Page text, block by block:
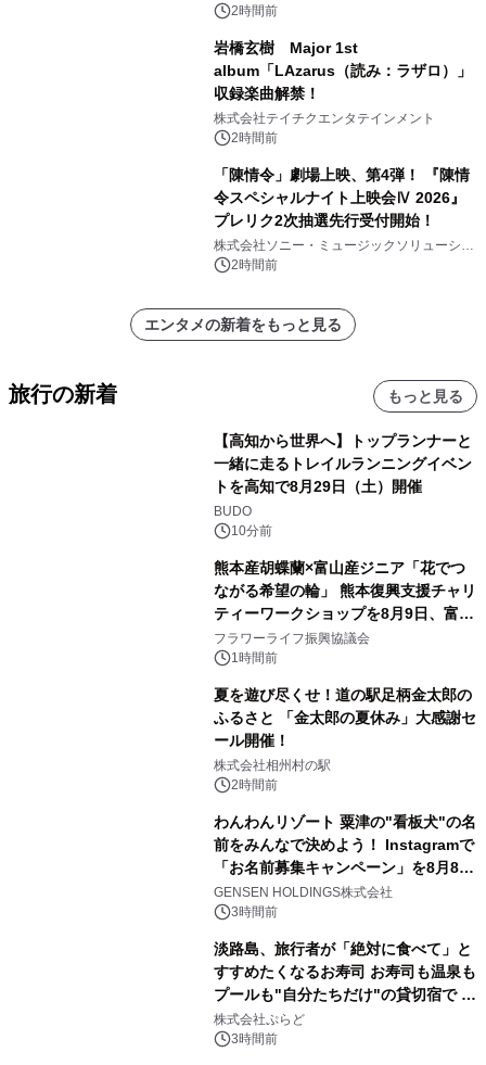
2時間前
岩橋玄樹 Major 1st
album「LAzarus（読み：ラザロ）」
収録楽曲解禁！
株式会社テイチクエンタテインメント
2時間前
「陳情令」劇場上映、第4弾！ 『陳情
令スペシャルナイト上映会Ⅳ 2026』
プレリク2次抽選先行受付開始！
株式会社ソニー・ミュージックソリューショ
ンズ2時間前
エンタメの新着をもっと見る
旅行の新着 もっと見る
【高知から世界へ】トップランナーと
一緒に走るトレイルランニングイベン
トを高知で8月29日（土）開催
BUDO
10分前
熊本産胡蝶蘭×富山産ジニア「花でつ
ながる希望の輪」 熊本復興支援チャリ
ティーワークショップを8月9日、富
山・射水で開催
フラワーライフ振興協議会
1時間前
夏を遊び尽くせ！道の駅足柄金太郎の
ふるさと 「金太郎の夏休み」大感謝セ
ール開催！
株式会社相州村の駅
2時間前
わんわんリゾート 粟津の"看板犬"の名
前をみんなで決めよう！ Instagramで
「お名前募集キャンペーン」を8月8日
(土)より開催
GENSEN HOLDINGS株式会社
3時間前
淡路島、旅行者が「絶対に食べて」と
すすめたくなるお寿司 お寿司も温泉も
プールも"自分たちだけ"の貸切宿で 1
日1組限定「岩屋温泉 絵島別庭 海と
森」の握り寿司プラン
株式会社ぷらど
3時間前